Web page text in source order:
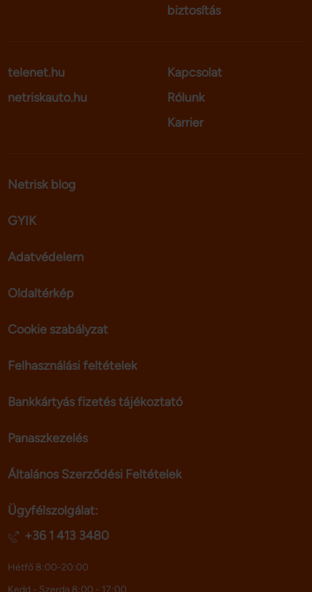
biztosítás
telenet.hu
netriskauto.hu
Kapcsolat
Rólunk
Karrier
Netrisk blog
GYIK
Adatvédelem
Oldaltérkép
Cookie szabályzat
Felhasználási feltételek
Bankkártyás fizetés tájékoztató
Panaszkezelés
Általános Szerződési Feltételek
Ügyfélszolgálat:
+36 1 413 3480
Hétfő 8:00-20:00
Kedd - Szerda 8:00 - 17:00